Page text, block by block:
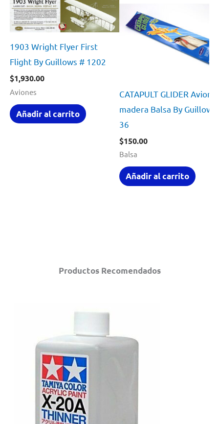
Productos Recomendados
1903 Wright Flyer First
Flight By Guillows # 1202
$1,930.00
Aviones
Añadir al carrito
CATAPULT GLIDER Avion
madera Balsa By Guillows
36
$150.00
Balsa
Añadir al carrito